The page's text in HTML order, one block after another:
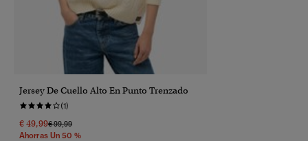
Jersey De Cuello Alto En Punto Trenzado
(1)
€ 49,99Precio Rebajado De
€ 99,99A
Ahorras Un 50 %